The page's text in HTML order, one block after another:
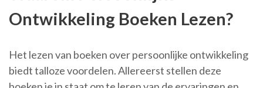
Ontwikkeling Boeken Lezen?
Het lezen van boeken over persoonlijke ontwikkeling
biedt talloze voordelen. Allereerst stellen deze